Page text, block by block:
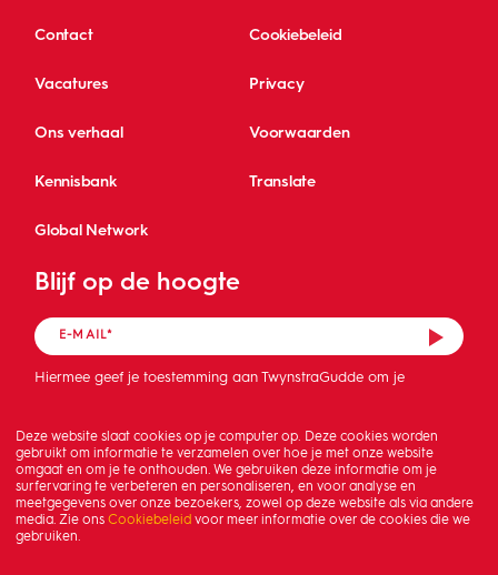
Deze website slaat cookies op je computer op. Deze cookies worden
gebruikt om informatie te verzamelen over hoe je met onze website
omgaat en om je te onthouden. We gebruiken deze informatie om je
surfervaring te verbeteren en personaliseren, en voor analyse en
meetgegevens over onze bezoekers, zowel op deze website als via andere
media. Zie ons Cookiebeleid voor meer informatie over de cookies die we
gebruiken.
Contact Cookiebeleid
Vacatures Privacy
Ons verhaal Voorwaarden
Kennisbank Translate
Global Network
Blijf op de hoogte
Hiermee geef je toestemming aan TwynstraGudde om je